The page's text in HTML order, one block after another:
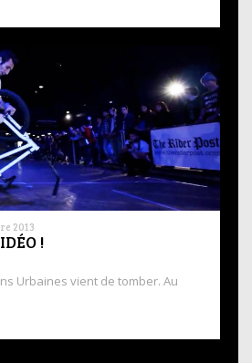
2013
!
Urbaines vient de tomber. Au